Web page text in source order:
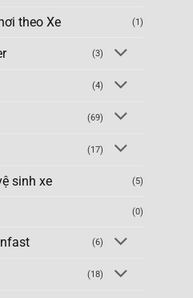
theo Xe (1)
(3)
(4)
(69)
(17)
sinh xe (5)
(0)
(6)
(18)